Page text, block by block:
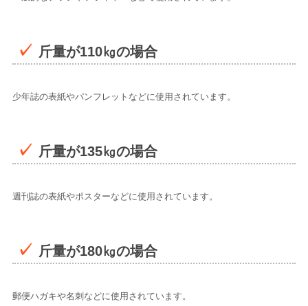
斤量が110㎏の場合
少年誌の表紙やパンフレットなどに使用されています。
斤量が135㎏の場合
週刊誌の表紙やポスターなどに使用されています。
斤量が180㎏の場合
郵便ハガキや名刺などに使用されています。